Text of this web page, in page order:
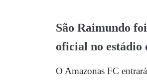
São Raimundo
oficial no estádio
O Amazonas FC